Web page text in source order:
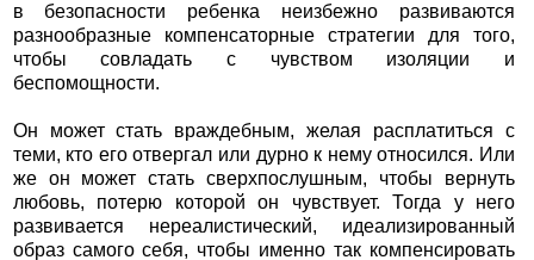
в безопасности ребенка неизбежно развиваются
разнообразные компенсаторные стратегии для того,
чтобы совладать с чувством изоляции и
беспомощности.
Он может стать враждебным, желая расплатиться с
теми, кто его отвергал или дурно к нему относился. Или
же он может стать сверхпослушным, чтобы вернуть
любовь, потерю которой он чувствует. Тогда у него
развивается нереалистический, идеализированный
образ самого себя, чтобы именно так компенсировать